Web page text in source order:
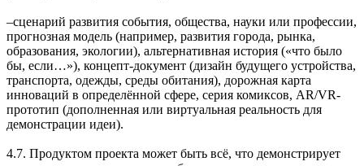
‒сценарий развития события, общества, науки или профессии,
прогнозная модель (например, развития города, рынка,
образования, экологии), альтернативная история («что было
бы, если…»), концепт-документ (дизайн будущего устройства,
транспорта, одежды, среды обитания), дорожная карта
инноваций в определённой сфере, серия комиксов, AR/VR-
прототип (дополненная или виртуальная реальность для
демонстрации идеи).
4.7. Продуктом проекта может быть всё, что демонстрирует